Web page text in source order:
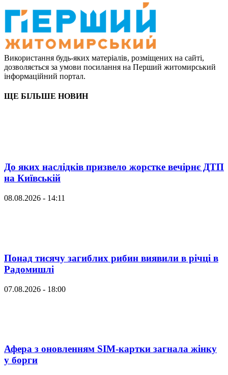
Використання будь-яких матеріалів, розміщених на сайті,
дозволяється за умови посилання на Перший житомирський
інформаційний портал.
ЩЕ БІЛЬШЕ НОВИН
До яких наслідків призвело жорстке вечірнє ДТП
на Київській
08.08.2026 - 14:11
Понад тисячу загиблих рибин виявили в річці в
Радомишлі
07.08.2026 - 18:00
Афера з оновленням SIM-картки загнала жінку
у борги